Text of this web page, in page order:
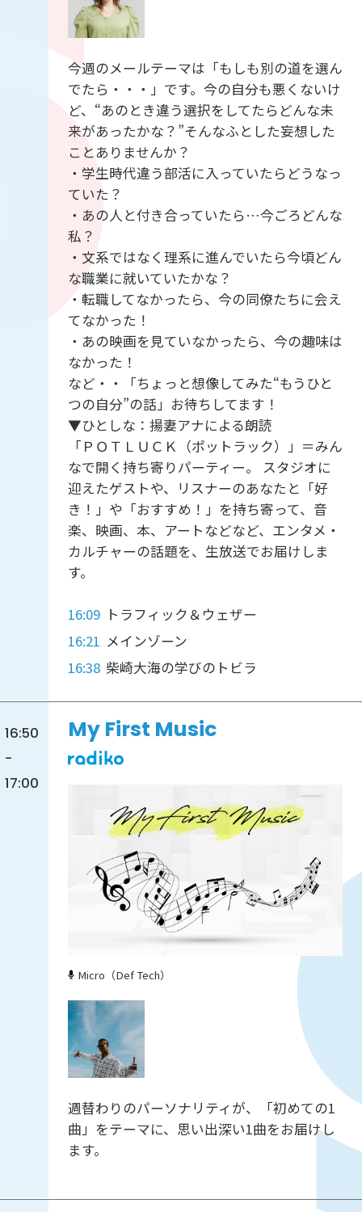
今週のメールテーマは「もしも別の道を選ん
でたら・・・」です。今の自分も悪くないけ
ど、“あのとき違う選択をしてたらどんな未
来があったかな？”そんなふとした妄想した
ことありませんか？
・学生時代違う部活に入っていたらどうなっ
ていた？
・あの人と付き合っていたら…今ごろどんな
私？
・文系ではなく理系に進んでいたら今頃どん
な職業に就いていたかな？
・転職してなかったら、今の同僚たちに会え
てなかった！
・あの映画を見ていなかったら、今の趣味は
なかった！
など・・「ちょっと想像してみた“もうひと
つの自分”の話」お待ちしてます！
▼ひとしな：揚妻アナによる朗読
「ＰＯＴＬＵＣＫ（ポットラック）」＝みん
なで開く持ち寄りパーティー。 スタジオに
迎えたゲストや、リスナーのあなたと「好
き！」や「おすすめ！」を持ち寄って、音
楽、映画、本、アートなどなど、エンタメ・
カルチャーの話題を、生放送でお届けしま
す。
16:09 トラフィック＆ウェザー
16:21 メインゾーン
16:38 柴崎大海の学びのトビラ
16:50
-
17:00
My First Music
Micro（Def Tech）
週替わりのパーソナリティが、「初めての1
曲」をテーマに、思い出深い1曲をお届けし
ます。